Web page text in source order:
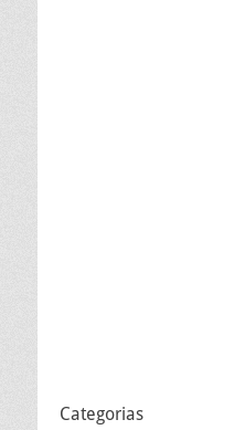
Categorias